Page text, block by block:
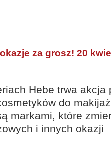
za grosz! 20
Hebe trwa akcja
do
markami, które
i innych okazji